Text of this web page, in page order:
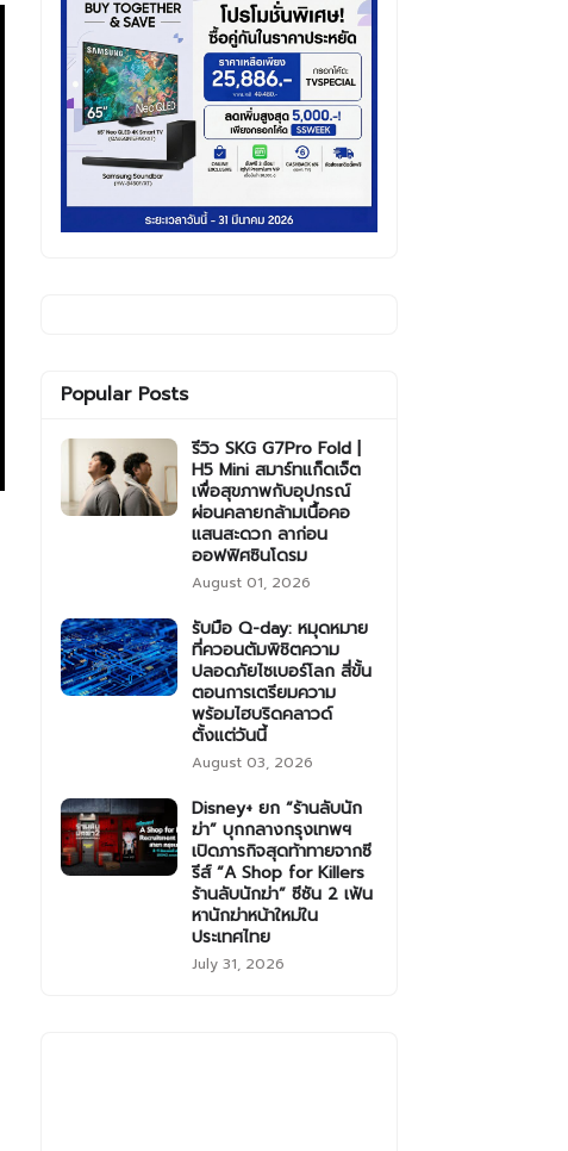
Popular Posts
รีวิว SKG G7Pro Fold |
H5 Mini สมาร์ทแก็ดเจ็ต
เพื่อสุขภาพกับอุปกรณ์
ผ่อนคลายกล้ามเนื้อคอ
แสนสะดวก ลาก่อน
ออฟฟิศซินโดรม
August 01, 2026
รับมือ Q-day: หมุดหมาย
ที่ควอนตัมพิชิตความ
ปลอดภัยไซเบอร์โลก สี่ขั้น
ตอนการเตรียมความ
พร้อมไฮบริดคลาวด์
ตั้งแต่วันนี้
August 03, 2026
Disney+ ยก “ร้านลับนัก
ฆ่า” บุกกลางกรุงเทพฯ
เปิดภารกิจสุดท้าทายจากซี
รีส์ “A Shop for Killers
ร้านลับนักฆ่า” ซีซัน 2 เฟ้น
หานักฆ่าหน้าใหม่ใน
ประเทศไทย
July 31, 2026